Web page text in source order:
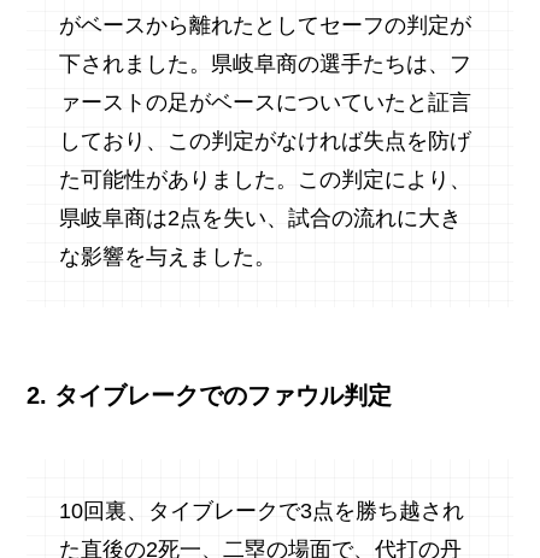
がベースから離れたとしてセーフの判定が
下されました。県岐阜商の選手たちは、フ
ァーストの足がベースについていたと証言
しており、この判定がなければ失点を防げ
た可能性がありました。この判定により、
県岐阜商は2点を失い、試合の流れに大き
な影響を与えました。
2. タイブレークでのファウル判定
10回裏、タイブレークで3点を勝ち越され
た直後の2死一、二塁の場面で、代打の丹